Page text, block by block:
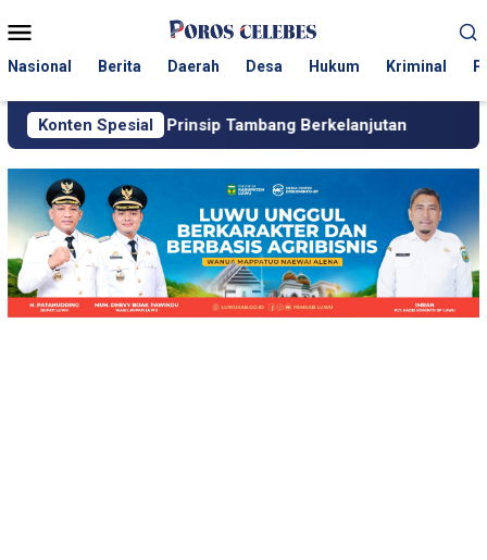
ke
Mobile
Nasional Berita Daerah Desa Hukum Kriminal
Konten Spesial
Prinsip Tambang Berkelanjutan Dugaan Setoran